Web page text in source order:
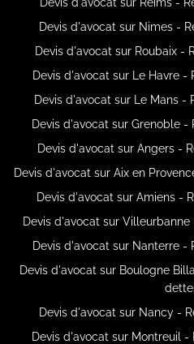
Devis d'avocat sur Nimes -
Devis d'avocat sur Roubaix -
Devis d'avocat sur Le Havre
Devis d'avocat sur Le Mans -
Devis d'avocat sur Grenoble
Devis d'avocat sur Angers -
Devis d'avocat sur Aix en
Devis d'avocat sur Amiens -
Devis d'avocat sur
Devis d'avocat sur Nanterre -
Devis d'avocat sur Boulogne
Devis d'avocat sur Nancy -
Devis d'avocat sur Montreuil